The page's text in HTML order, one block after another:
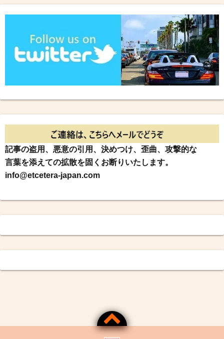
記事の盗用、悪意の引用、決めつけ、歪曲、攻撃的な
言葉を添えての拡散を固くお断りいたします。
info@etcetera-japan.com